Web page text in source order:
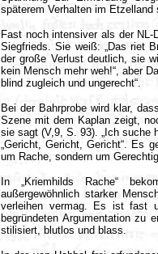
späterem Verhalten im
Fast noch intensiver als der
Siegfrieds. Sie weiß: „Das riet
der große Verlust deutlich, sie
kein Mensch mehr weh!“, aber
blind zugleich und ungerecht“.
Bei der Bahrprobe wird klar,
Szene mit dem Kaplan zeigt,
sie sagt (V,9, S. 93). „Ich suche
„Gericht, Gericht, Gericht“. Es
um Rache, sondern um
In „Kriemhilds Rache“
außergewöhnlich starker
verleihen vermag. Es ist fast
begründeten Argumentation zu
stilisiert, blutlos und blass.